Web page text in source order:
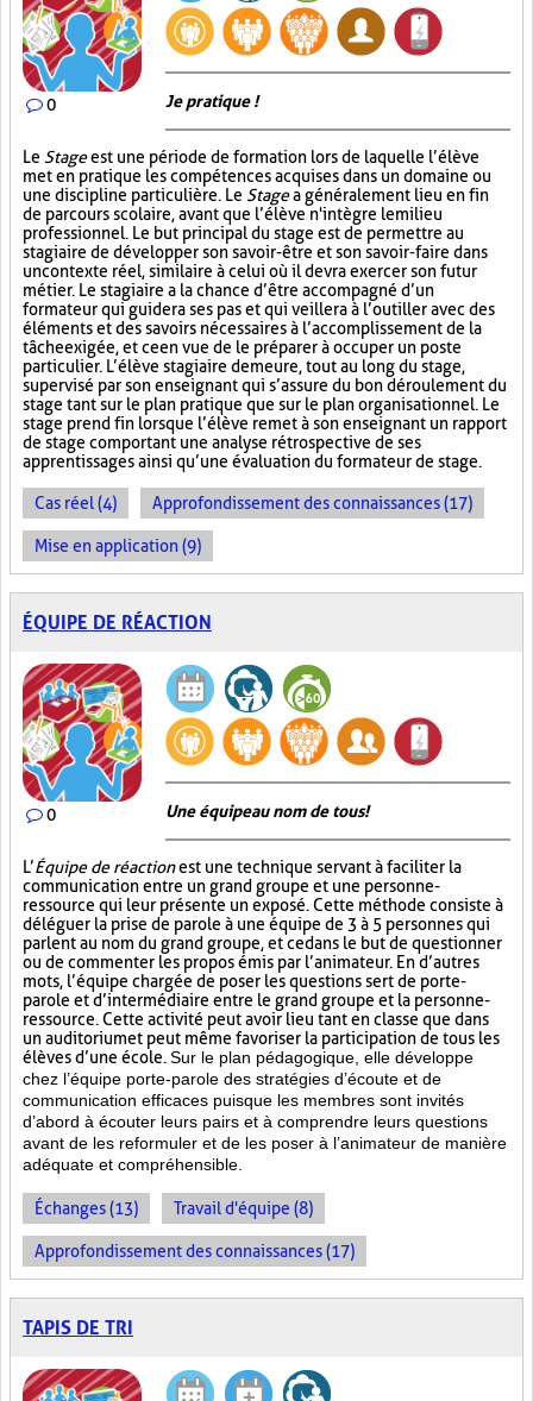
0 Je pratique !
Le Stageest une période de formation lors de laquelle l’élève
met en pratique les compétences acquises dans un domaine ou
une discipline particulière. Le Stagea généralement lieu en fin
de parcours scolaire, avant que l’élève n'intègre le milieu
professionnel. Le but principal du stage est de permettre au
stagiaire de développer son savoir-être et son savoir-faire dans
un contexte réel, similaire à celui où il devra exercer son futur
métier. Le stagiaire a la chance d’être accompagné d’un
formateur qui guidera ses pas et qui veillera à l’outiller avec des
éléments et des savoirs nécessaires à l’accomplissement de la
tâche exigée, et ce en vue de le préparer à occuper un poste
particulier. L’élève stagiaire demeure, tout au long du stage,
supervisé par son enseignant qui s’assure du bon déroulement du
stage tant sur le plan pratique que sur le plan organisationnel. Le
stage prend fin lorsque l’élève remet à son enseignant un rapport
de stage comportant une analyse rétrospective de ses
apprentissages ainsi qu’une évaluation du formateur de stage.
Cas réel (4) Approfondissement des connaissances (17)
Mise en application (9)
ÉQUIPE DE RÉACTION
0 Une équipe au nom de tous!
L’Équipe de réactionest une technique servant à faciliter la
communication entre un grand groupe et une personne-
ressource qui leur présente un exposé. Cette méthode consiste à
déléguer la prise de parole à une équipe de 3 à 5 personnes qui
parlent au nom du grand groupe, et ce dans le but de questionner
ou de commenter les propos émis par l’animateur. En d’autres
mots, l’équipe chargée de poser les questions sert de porte-
parole et d’intermédiaire entre le grand groupe et la personne-
ressource. Cette activité peut avoir lieu tant en classe que dans
un auditorium et peut même favoriser la participation de tous les
élèves d’une école. Sur le plan pédagogique, elle développe
chez l’équipe porte-parole des stratégies d’écoute et de
communication efficaces puisque les membres sont invités
d’abord à écouter leurs pairs et à comprendre leurs questions
avant de les reformuler et de les poser à l’animateur de manière
adéquate et compréhensible.
Échanges (13) Travail d'équipe (8)
Approfondissement des connaissances (17)
TAPIS DE TRI